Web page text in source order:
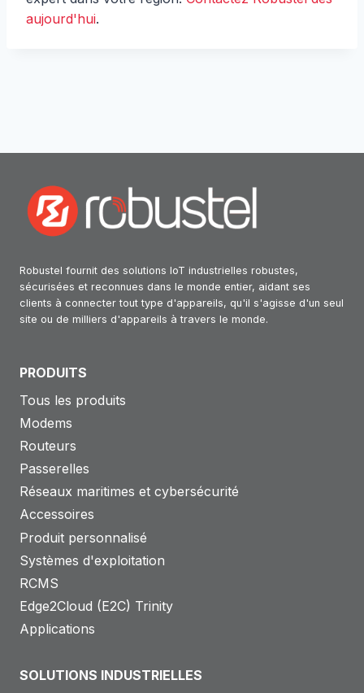
aujourd'hui.
Robustel fournit des solutions IoT industrielles robustes,
sécurisées et reconnues dans le monde entier, aidant ses
clients à connecter tout type d'appareils, qu'il s'agisse d'un seul
site ou de milliers d'appareils à travers le monde.
PRODUITS
Tous les produits
Modems
Routeurs
Passerelles
Réseaux maritimes et cybersécurité
Accessoires
Produit personnalisé
Systèmes d'exploitation
RCMS
Edge2Cloud (E2C) Trinity
Applications
SOLUTIONS INDUSTRIELLES